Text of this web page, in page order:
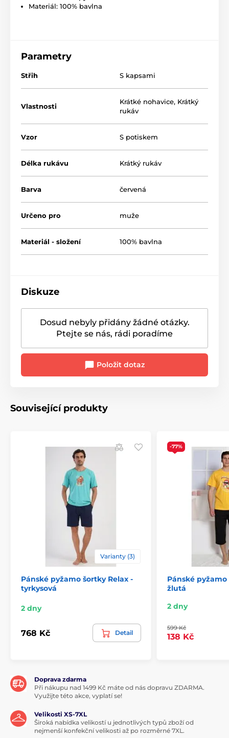
Materiál: 100% bavlna
Parametry
Střih S kapsami
Vlastnosti
Krátké nohavice, Krátký
rukáv
Vzor S potiskem
Délka rukávu Krátký rukáv
Barva červená
Určeno pro muže
Materiál - složení 100% bavlna
Diskuze
Dosud nebyly přidány žádné otázky.
Ptejte se nás, rádi poradíme
Položit dotaz
Související produkty
Varianty (3)
Pánské pyžamo šortky Relax -
tyrkysová
2 dny
768 Kč Detail
-77%
Pánské
žlutá
2 dny
599 Kč
138 Kč
Doprava zdarma
Při nákupu nad 1499 Kč máte od nás dopravu ZDARMA.
Využijte této akce, vyplatí se!
Velikosti XS-7XL
Široká nabídka velikostí u jednotlivých typů zboží od
nejmenší konfekční velikosti až po rozměrné 7XL.